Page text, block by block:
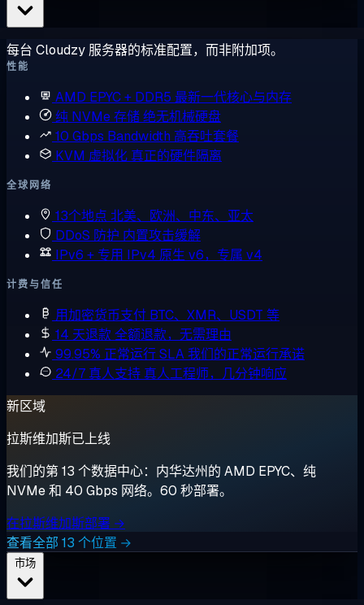
每台 Cloudzy 服务器的标准配置，而非附加项。
性能
AMD EPYC + DDR5 最新一代核心与内存
纯 NVMe 存储绝无机械硬盘
10 Gbps Bandwidth 高吞吐套餐
KVM 虚拟化 真正的硬件隔离
全球网络
13个地点 北美、欧洲、中东、亚太
DDoS 防护 内置攻击缓解
IPv6 + 专用 IPv4 原生 v6，专属 v4
计费与信任
用加密货币支付 BTC、XMR、USDT 等
14 天退款全额退款，无需理由
99.95% 正常运行 SLA我们的正常运行承诺
24/7 真人支持 真人工程师，几分钟响应
新区域
拉斯维加斯已上线
我们的第 13 个数据中心：内华达州的 AMD EPYC、纯
NVMe 和 40 Gbps 网络。60 秒部署。
在拉斯维加斯部署 →
查看全部 13 个位置 →